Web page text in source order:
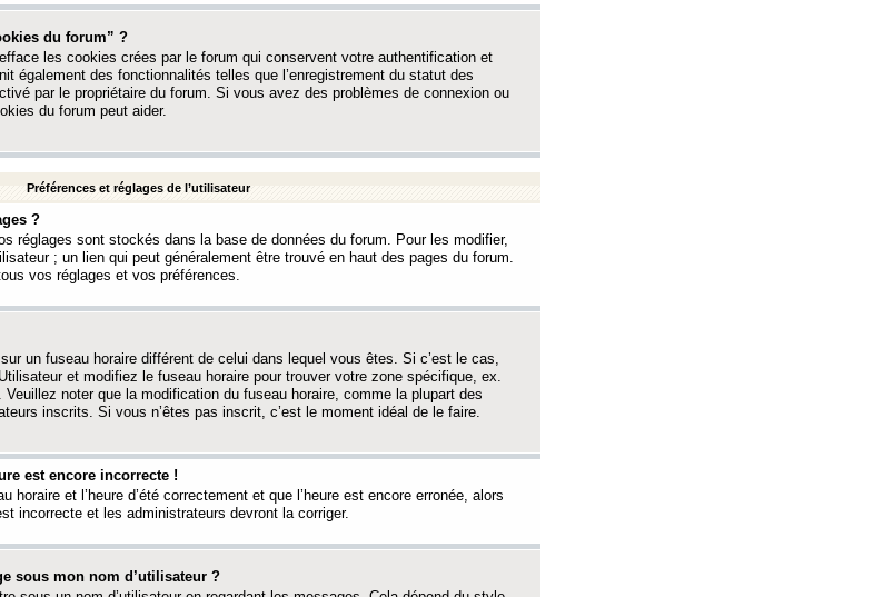
du forum” ?
les cookies crées par le forum qui conservent votre authentification et
également des fonctionnalités telles que l’enregistrement du statut des
par le propriétaire du forum. Si vous avez des problèmes de connexion ou
du forum peut aider.
Préférences et réglages de l’utilisateur
?
réglages sont stockés dans la base de données du forum. Pour les modifier,
; un lien qui peut généralement être trouvé en haut des pages du forum.
vos réglages et vos préférences.
un fuseau horaire différent de celui dans lequel vous êtes. Si c’est le cas,
et modifiez le fuseau horaire pour trouver votre zone spécifique, ex.
noter que la modification du fuseau horaire, comme la plupart des
inscrits. Si vous n’êtes pas inscrit, c’est le moment idéal de le faire.
est encore incorrecte !
horaire et l’heure d’été correctement et que l’heure est encore erronée, alors
incorrecte et les administrateurs devront la corriger.
sous mon nom d’utilisateur ?